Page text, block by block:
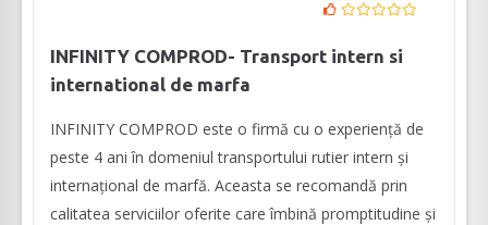
INFINITY COMPROD- Transport intern si
international de marfa
INFINITY COMPROD este o firmă cu o experiență de
peste 4 ani în domeniul transportului rutier intern și
internațional de marfă. Aceasta se recomandă prin
calitatea serviciilor oferite care îmbină promptitudine și